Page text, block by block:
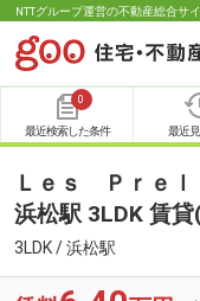
NTTグループ運営の不動産総合サ
0
最近検索した条件 最近
Ｌｅｓ Ｐｒｅｌ
浜松駅 3LDK 賃
3LDK / 浜松駅